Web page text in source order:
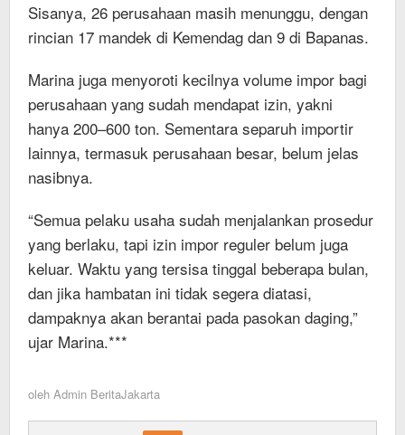
Sisanya, 26 perusahaan masih menunggu, dengan
rincian 17 mandek di Kemendag dan 9 di Bapanas.
Marina juga menyoroti kecilnya volume impor bagi
perusahaan yang sudah mendapat izin, yakni
hanya 200–600 ton. Sementara separuh importir
lainnya, termasuk perusahaan besar, belum jelas
nasibnya.
“Semua pelaku usaha sudah menjalankan prosedur
yang berlaku, tapi izin impor reguler belum juga
keluar. Waktu yang tersisa tinggal beberapa bulan,
dan jika hambatan ini tidak segera diatasi,
dampaknya akan berantai pada pasokan daging,”
ujar Marina.***
oleh Admin BeritaJakarta